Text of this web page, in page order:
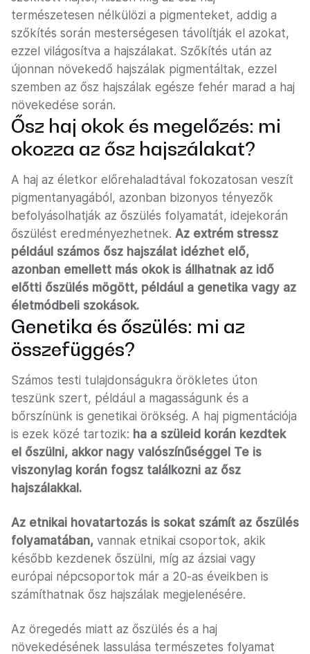
természetesen nélkülözi a pigmenteket, addig a
szőkítés során mesterségesen távolítják el azokat,
ezzel világosítva a hajszálakat. Szőkítés után az
újonnan növekedő hajszálak pigmentáltak, ezzel
szemben az ősz hajszálak egésze fehér marad a haj
növekedése során.
Ősz haj okok és megelőzés: mi
okozza az ősz hajszálakat?
A haj az életkor előrehaladtával fokozatosan veszít
pigmentanyagából, azonban bizonyos tényezők
befolyásolhatják az őszülés folyamatát, idejekorán
őszülést eredményezhetnek. Az extrém stressz
például számos ősz hajszálat idézhet elő,
azonban emellett más okok is állhatnak az idő
előtti őszülés mögött, például a genetika vagy az
életmódbeli szokások.
Genetika és őszülés: mi az
összefüggés?
Számos testi tulajdonságukra örökletes úton
teszünk szert, például a magasságunk és a
bőrszínünk is genetikai örökség. A haj pigmentációja
is ezek közé tartozik: ha a szüleid korán kezdtek
el őszülni, akkor nagy valószínűséggel Te is
viszonylag korán fogsz találkozni az ősz
hajszálakkal.
Az etnikai hovatartozás is sokat számít az őszülés
folyamatában, vannak etnikai csoportok, akik
később kezdenek őszülni, míg az ázsiai vagy
európai népcsoportok már a 20-as éveikben is
számíthatnak ősz hajszálak megjelenésére.
Az öregedés miatt az őszülés és a haj
növekedésének lassulása természetes folyamat